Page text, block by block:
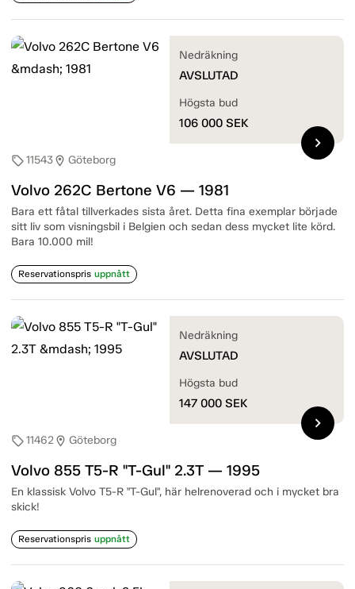
sell11543location_on Göteborg
Volvo 262C Bertone V6 — 1981
Bara ett fåtal tillverkades sista året. Detta fina exemplar började
sitt liv som visningsbil i Belgien och sedan dess mycket lite körd.
Bara 10.000 mil!
Reservationspris uppnått
Nedräkning
AVSLUTAD
Högsta bud
106 000 SEK
chevron_right
sell11462location_on Göteborg
Volvo 855 T5-R "T-Gul" 2.3T — 1995
En klassisk Volvo T5-R "T-Gul", här helrenoverad och i mycket bra
skick!
Reservationspris uppnått
Nedräkning
AVSLUTAD
Högsta bud
147 000 SEK
chevron_right